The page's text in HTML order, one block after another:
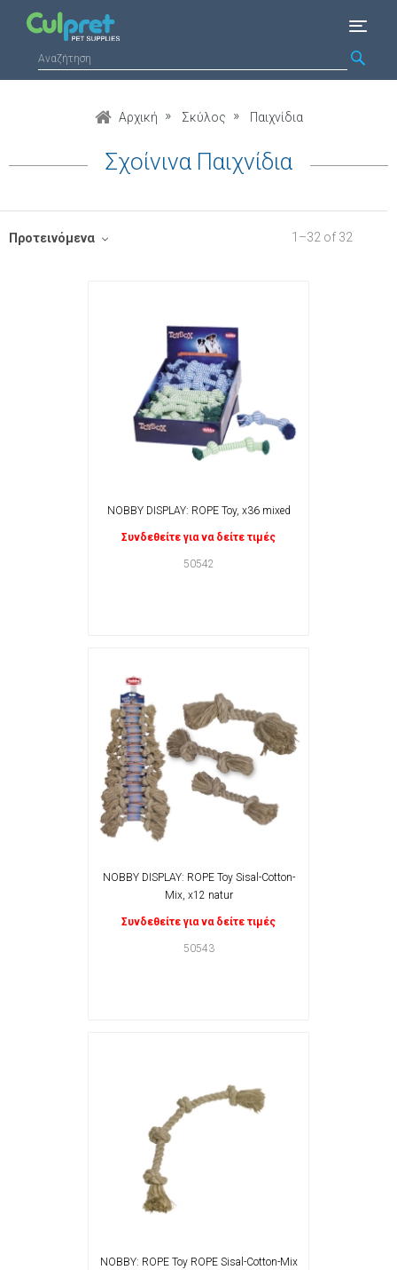
Αρχική Σκύλος Παιχνίδια
Σχοίνινα Παιχνίδια
1 –32 of 32
Προτεινόμενα
NOBBY DISPLAY: ROPE Toy, x36 mixed
Συνδεθείτε για να δείτε τιμές
50542
NOBBY DISPLAY: ROPE Toy Sisal-Cotton-
Mix, x12 natur
Συνδεθείτε για να δείτε τιμές
50543
NOBBY: ROPE Toy ROPE Sisal-Cotton-Mix